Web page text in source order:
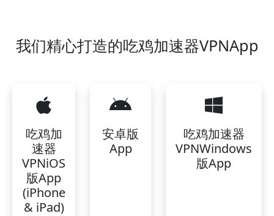
我们精心打造的吃鸡加速器VPNApp
吃鸡加
速器
VPNiOS
版App
(iPhone
& iPad)
安卓版
App
吃鸡加速器
VPNWindows
版App